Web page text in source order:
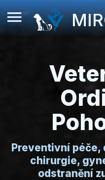
Preventivní
chirurgie,
odstranění